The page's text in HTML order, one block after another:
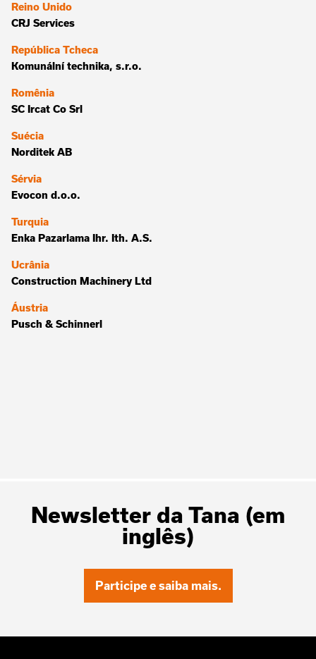
Reino Unido
CRJ Services
República Tcheca
Komunální technika, s.r.o.
Romênia
SC Ircat Co Srl
Suécia
Norditek AB
Sérvia
Evocon d.o.o.
Turquia
Enka Pazarlama Ihr. Ith. A.S.
Ucrânia
Construction Machinery Ltd
Áustria
Pusch & Schinnerl
Newsletter da Tana (em
inglês)
Participe e saiba mais.